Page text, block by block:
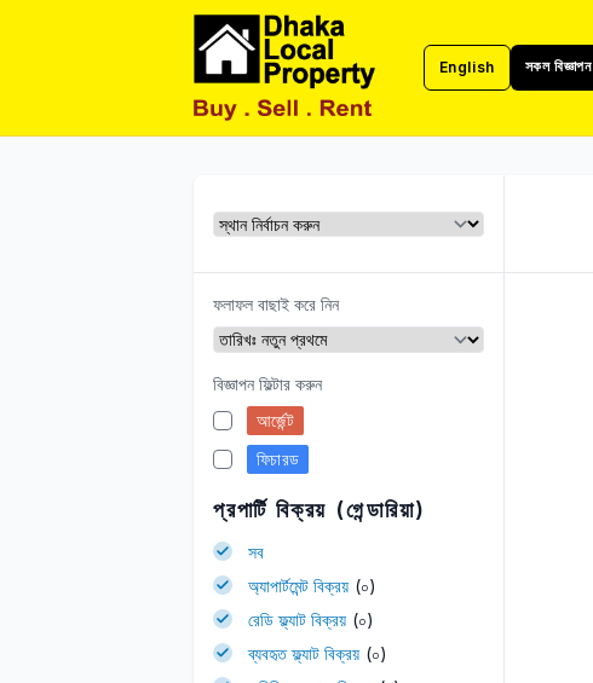
ঢাকা লোকাল প্রপার্টি
English সকল বিজ্ঞাপন
ফলাফল বাছাই করে নিন
বিজ্ঞাপন ফিল্টার করুন
আর্জেন্ট
ফিচারড
প্রপার্টি বিক্রয় (গেন্ডারিয়া)
সব
অ্যাপার্টমেন্ট বিক্রয় (০)
রেডি ফ্ল্যাট বিক্রয় (০)
ব্যবহৃত ফ্ল্যাট বিক্রয় (০)